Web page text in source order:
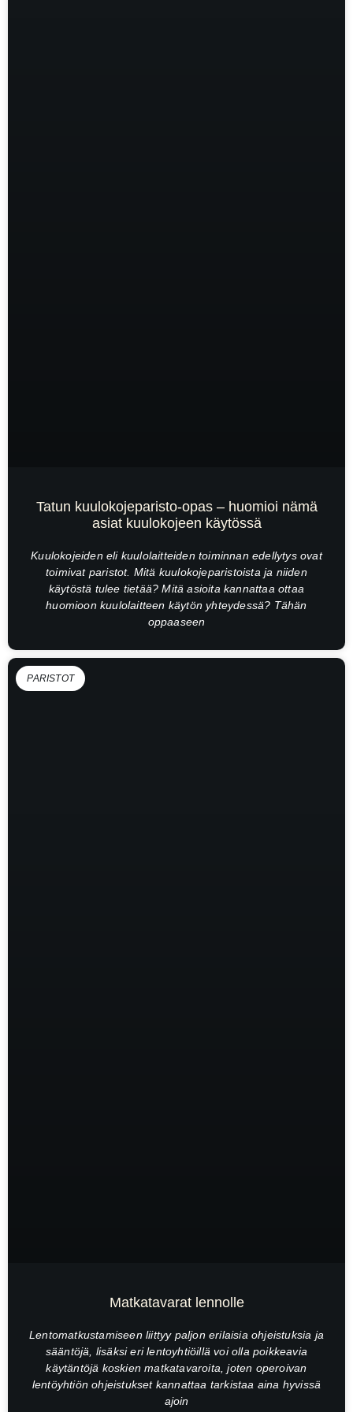
Tatun kuulokojeparisto-opas – huomioi nämä
asiat kuulokojeen käytössä
Kuulokojeiden eli kuulolaitteiden toiminnan edellytys ovat
toimivat paristot. Mitä kuulokojeparistoista ja niiden
käytöstä tulee tietää? Mitä asioita kannattaa ottaa
huomioon kuulolaitteen käytön yhteydessä? Tähän
oppaaseen
PARISTOT
Matkatavarat lennolle
Lentomatkustamiseen liittyy paljon erilaisia ohjeistuksia ja
sääntöjä, lisäksi eri lentoyhtiöillä voi olla poikkeavia
käytäntöjä koskien matkatavaroita, joten operoivan
lentöyhtiön ohjeistukset kannattaa tarkistaa aina hyvissä
ajoin